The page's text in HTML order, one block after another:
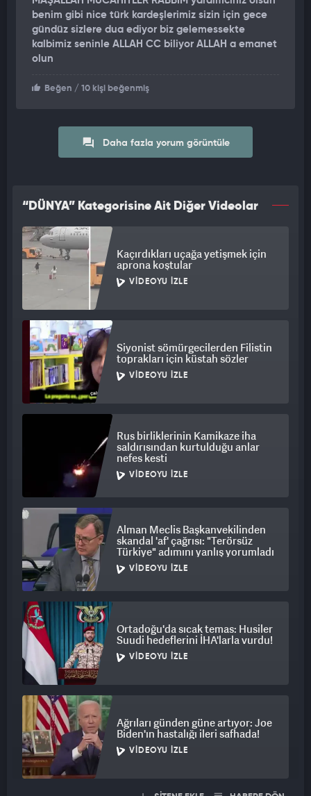
benim gibi nice türk kardeşlerimiz sizin için gece
gündüz sizlere dua ediyor biz gelemessekte
kalbimiz seninle ALLAH CC biliyor ALLAH a emanet
olun
Beğen / 10 kişi beğenmiş
Daha fazla yorum görüntüle
“DÜNYA” Kategorisine Ait Diğer Videolar
Kaçırdıkları uçağa yetişmek için
aprona koştular
VIDEOYU İZLE
Siyonist sömürgecilerden Filistin
toprakları için küstah sözler
VIDEOYU İZLE
Rus birliklerinin Kamikaze iha
saldırısından kurtulduğu anlar
nefes kesti
VIDEOYU İZLE
Alman Meclis Başkanvekilinden
skandal 'af' çağrısı: "Terörsüz
Türkiye" adımını yanlış yorumladı
VIDEOYU İZLE
Ortadoğu'da sıcak temas: Husiler
Suudi hedeflerini İHA'larla vurdu!
VIDEOYU İZLE
Ağrıları günden güne artıyor: Joe
Biden'ın hastalığı ileri safhada!
VIDEOYU İZLE